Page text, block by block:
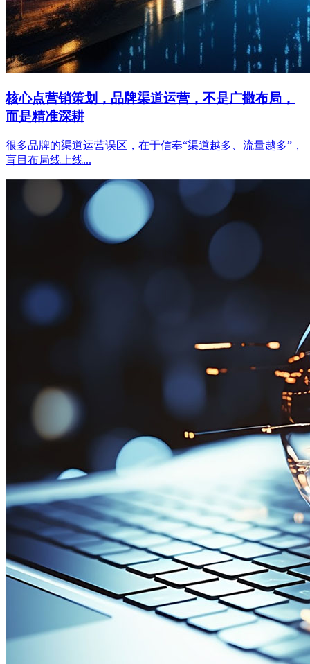
核心点营销策划，品牌渠道运营，不是广撒布局，
而是精准深耕
很多品牌的渠道运营误区，在于信奉“渠道越多、流量越多”，
盲目布局线上线...